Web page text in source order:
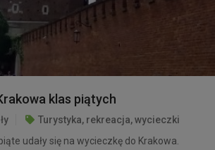
klas piątych
Turystyka, rekreacja, wycieczki
udały się na wycieczkę do Krakowa.